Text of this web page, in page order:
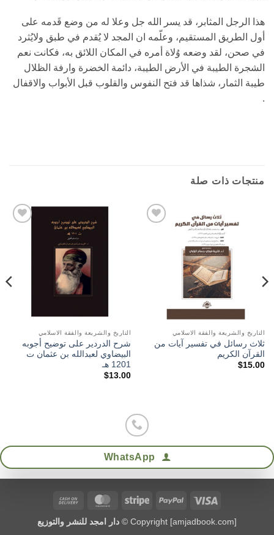
هذا الرجل المثابر، قد يسر الله جل وعلا له من وضع قَدمه على
أول الطريق المستقيم، وعلّمه ان المجد لا يُقدم في طبق ولايُثرد
في صحن، لقد وضعه وُلاة أمره في المكان اللائق به، فكانت نعم
الشجرة الطيبة في الأرض الطيبة، دائمة الخضرة وارفة الظلال
طيبة الثمار، شذاها قد فتح النفوس والقلوب قبل الأبواب والاقفال
.
منتجات ذات صلة
التاريخ والشريعة والفقة الاسلامي
ثلاث رسائل في تفسير آيات من
القرآن الكريم
$15.00
التاريخ والشريعة والفقة الاسلامي
شرح الدردير على توضيح أجوبه
البيضاوي لعبدالله بن عثمان ت
1201 هـ
$13.00
WhatsApp
Visa
PayPal
Stripe
MasterCard
Delivery
Copyright [amjadbook.com] © دار امجد للنشر والتوزيع